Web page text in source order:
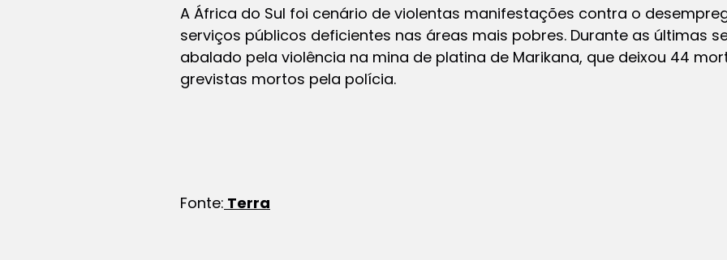
A África do Sul foi cenário de violentas manifestações contra o
serviços públicos deficientes nas áreas mais pobres. Durante as últimas
abalado pela violência na mina de platina de Marikana, que deixou 44
grevistas mortos pela polícia.
Fonte: Terra